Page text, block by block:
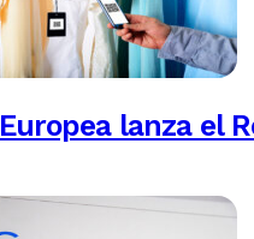
lanza el